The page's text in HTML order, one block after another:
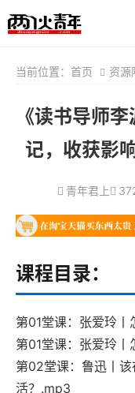
当前位置： 首页 资源
《读书导师
记，收获影
青年君上
课程目录：
第01堂课：张爱玲
第01堂课：张爱玲
第02堂课：鲁迅丨
活？.mp3